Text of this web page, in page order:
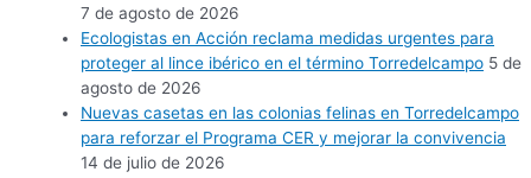
7 de agosto de 2026
Ecologistas en Acción reclama medidas urgentes para
proteger al lince ibérico en el término Torredelcampo 5 de
agosto de 2026
Nuevas casetas en las colonias felinas en Torredelcampo
para reforzar el Programa CER y mejorar la convivencia
14 de julio de 2026